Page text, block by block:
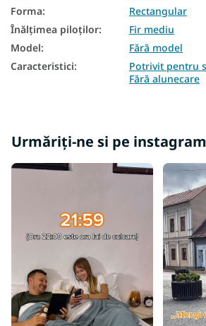
Forma:
Rectangular
Înălțimea piloților:
Fir mediu
Model:
Fără model
Caracteristici: Potrivit pentru
Fără alunecare
Urmăriți-ne si pe instagram